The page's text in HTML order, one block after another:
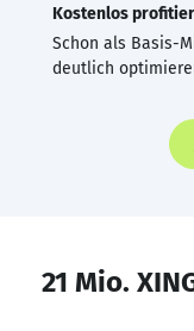
Kostenlos
Schon als Basis-
deutlich
21 Mio.